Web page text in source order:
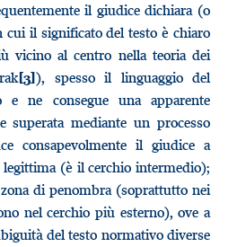
il giudice dichiara (o
il significato del testo è chiaro
vicino al centro nella teoria dei
[3]), spesso il linguaggio del
ne consegue una apparente
superata mediante un processo
consapevolmente il giudice a
legittima (è il cerchio intermedio);
di penombra (soprattutto nei
nel cerchio più esterno), ove a
del testo normativo diverse